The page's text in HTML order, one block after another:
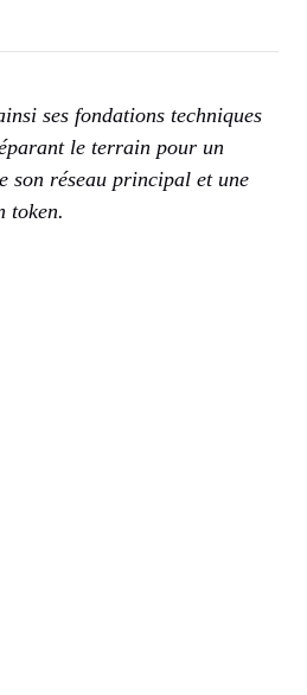
ses fondations techniques
le terrain pour un
son réseau principal et une
token.